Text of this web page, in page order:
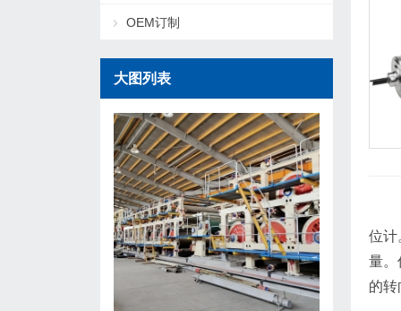
位计
量。
的
OEM订制
大图列表